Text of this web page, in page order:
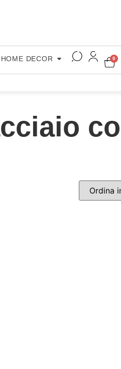
HOME DECOR 0